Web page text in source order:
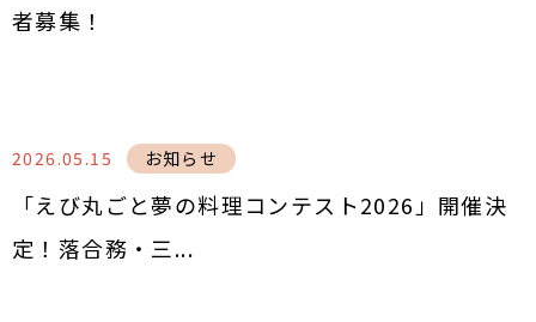
者募集！
「えび丸ごと夢の料理コンテスト2026」開催決
定！落合務・三...
2026.05.15 お知らせ